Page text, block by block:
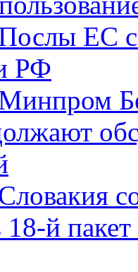
ЕС
РФ
18-й